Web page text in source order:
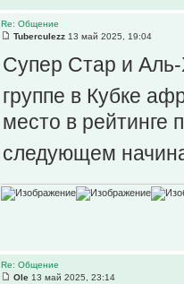
Re: Общение
Tuberculezz 13 май 2025, 19:04
Супер Стар и
группе в Кубке
место в рейтинге
следующем
Re: Общение
Ole 13 май 2025, 23:14